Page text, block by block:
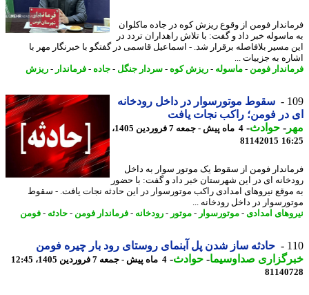
فومن از وقوع ریزش کوه در جاده ماکلوان
خبر داد و گفت: با تلاش راهداران تردد در
مسیر بلافاصله برقرار شد. - اسماعیل قاسمی در گفتگو با خبرنگار مهر با
به جزییات ...
فومن-ماسوله-ریزش کوه -سردار جنگل-جاده-فرماندار-ریزش
سقوط موتورسوار در داخل رودخانه
در فومن؛ راکب نجات یافت
-حوادث -
4 ماه پیش - جمعه 7 فروردین 1405،
81142015
فومن از سقوط یک موتور سوار به داخل
ای در این شهرستان خبر داد و گفت: با حضور
نیروهای امدادی راکب موتورسوار در این حادثه نجات یافت. - سقوط
در داخل رودخانه ...
امدادی-موتورسوار-موتور-رودخانه-فرماندار فومن-حادثه-فومن
حادثه ساز شدن پل آبنمای روستای رود بار چیره فومن
صداوسیما-حوادث -4 ماه پیش - جمعه 7 فروردین 1405، 12:45